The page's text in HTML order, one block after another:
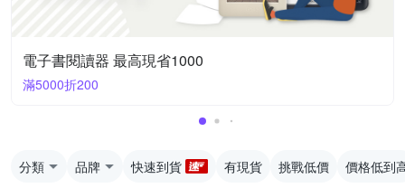
電子書閱讀器 最高現省1000
滿5000折200
分類 品牌 快速到貨 有現貨 挑戰低價 價格低到